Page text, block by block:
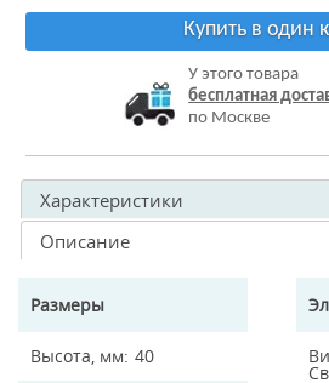
Купить в один
У этого товара
бесплатная
по Москве
Характеристики
Описание
Размеры
Высота, мм 40